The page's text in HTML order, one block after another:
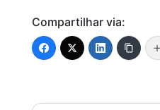
Compartilhar via: